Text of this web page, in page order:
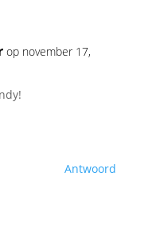
op november 17,
Antwoord